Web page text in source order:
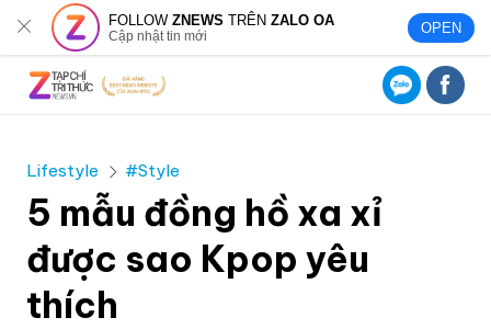
FOLLOWZNEWS TRÊNZALO OA
Cập nhật tin mới OPEN
Lifestyle #Style
5 mẫu đồng hồ xa xỉ
được sao Kpop yêu
thích